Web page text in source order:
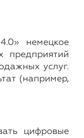
немецкое
предприятий
услуг.
(например,
цифровые